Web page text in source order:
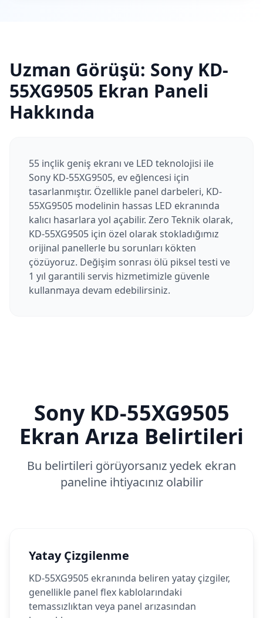
Uzman Görüşü: Sony KD-
55XG9505 Ekran Paneli
Hakkında
55 inçlik geniş ekranı ve LED teknolojisi ile
Sony KD-55XG9505, ev eğlencesi için
tasarlanmıştır. Özellikle panel darbeleri, KD-
55XG9505 modelinin hassas LED ekranında
kalıcı hasarlara yol açabilir. Zero Teknik olarak,
KD-55XG9505 için özel olarak stokladığımız
orijinal panellerle bu sorunları kökten
çözüyoruz. Değişim sonrası ölü piksel testi ve
1 yıl garantili servis hizmetimizle güvenle
kullanmaya devam edebilirsiniz.
Sony KD-55XG9505
Ekran Arıza Belirtileri
Bu belirtileri görüyorsanız yedek ekran
paneline ihtiyacınız olabilir
Yatay Çizgilenme
KD-55XG9505 ekranında beliren yatay çizgiler,
genellikle panel flex kablolarındaki
temassızlıktan veya panel arızasından